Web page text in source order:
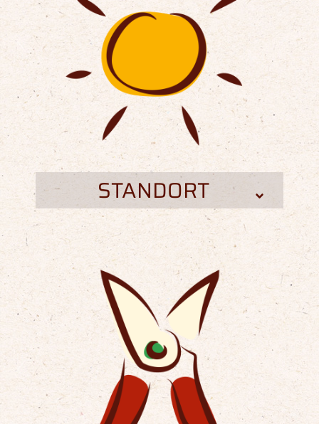
STANDORT